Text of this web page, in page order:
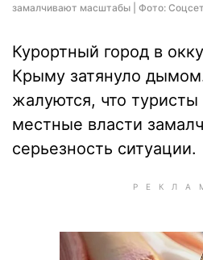
замалчивают масштабы | Фото:
Курортный город в
Крыму затянуло
жалуются, что туристы
местные власти
серьезность ситуации.